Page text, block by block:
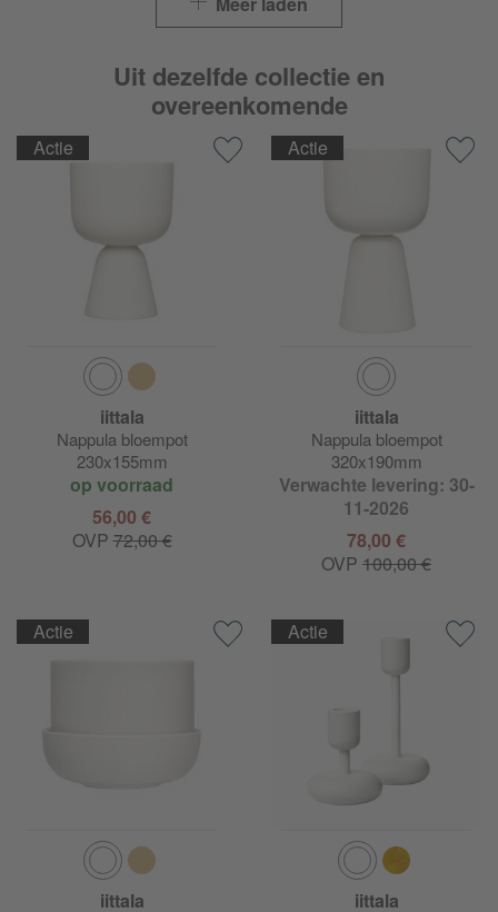
Uit dezelfde collectie en
overeenkomende
Actie
iittala
Nappula bloempot
230x155mm
op voorraad
56,00 €
OVP72,00 €
Actie
iittala
Nappula bloempot
320x190mm
Verwachte levering: 30-
11-2026
78,00 €
OVP 100,00 €
Actie
iittala
Actie
iittala